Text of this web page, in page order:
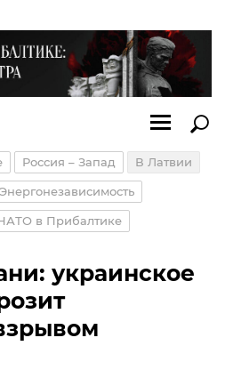
Россия – Запад В Латвии
Энергонезависимость
в Прибалтике
украинское